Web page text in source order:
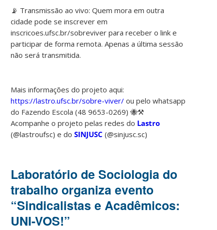
📡 Transmissão ao vivo: Quem mora em outra
cidade pode se inscrever em
inscricoes.ufsc.br/sobreviver para receber o link e
participar de forma remota. Apenas a última sessão
não será transmitida.
Mais informações do projeto aqui:
https://lastro.ufsc.br/sobre-viver/ ou pelo whatsapp
do Fazendo Escola (48 9653-0269) 🐝⚒️
Acompanhe o projeto pelas redes do Lastro
(@lastroufsc) e doSINJUSC (@sinjusc.sc)
Laboratório de Sociologia do
trabalho organiza evento
“Sindicalistas e Acadêmicos:
UNI-VOS!”